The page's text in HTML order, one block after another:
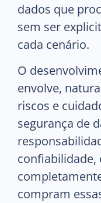
dados que
sem ser
cada cenário.
O
envolve,
riscos e
segurança de
confiabilidade,
compram